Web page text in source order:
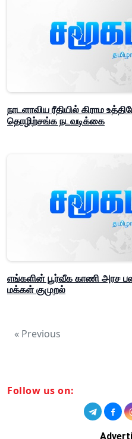
நாடளாவிய ரீதியில் கிராம
தொழிற்சங்க நடவடிக்கை
எங்களின் பூர்வீக காணி அரச
மக்கள் குமுறல்
« Previous
Follow us on: